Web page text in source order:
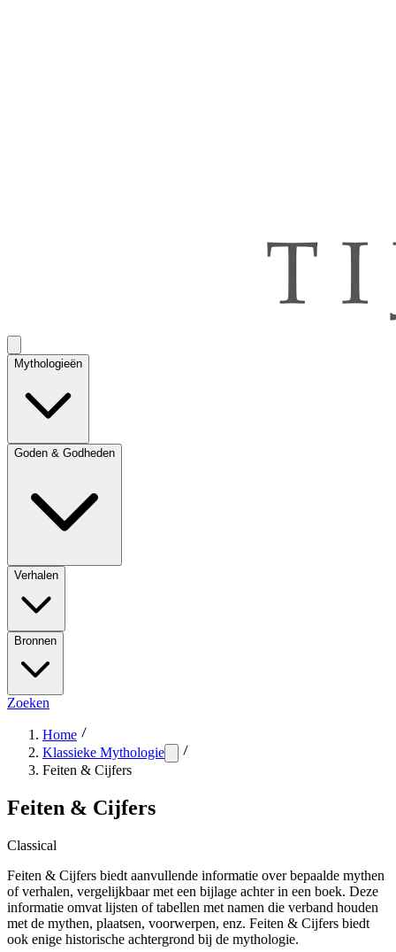
Mythologieën
Goden & Godheden
Verhalen
Bronnen
Zoeken
Home
Klassieke Mythologie
Feiten & Cijfers
Feiten & Cijfers
Classical
Feiten & Cijfers biedt aanvullende informatie over bepaalde mythen
of verhalen, vergelijkbaar met een bijlage achter in een boek. Deze
informatie omvat lijsten of tabellen met namen die verband houden
met de mythen, plaatsen, voorwerpen, enz. Feiten & Cijfers biedt
ook enige historische achtergrond bij de mythologie.